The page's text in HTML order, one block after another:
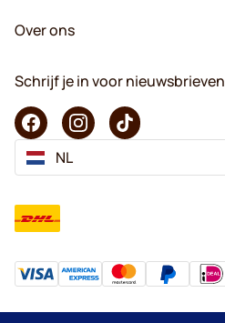
Over ons
Schrijf je in voor nieuwsbrieven
NL